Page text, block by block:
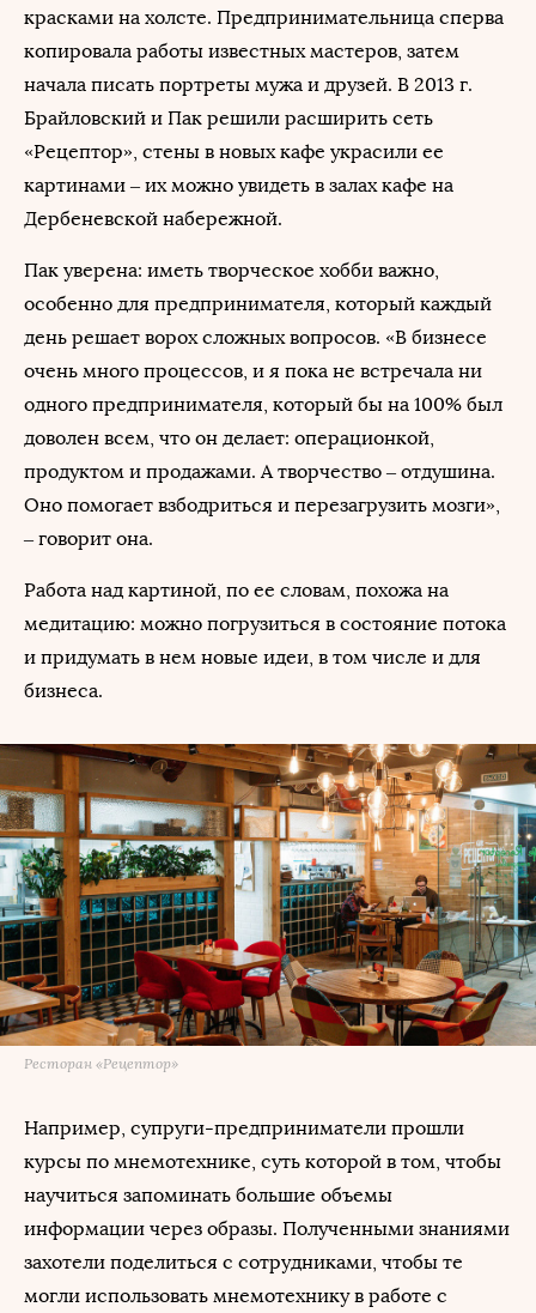
красками на холсте. Предпринимательница сперва
копировала работы известных мастеров, затем
начала писать портреты мужа и друзей. В 2013 г.
Брайловский и Пак решили расширить сеть
«Рецептор», стены в новых кафе украсили ее
картинами – их можно увидеть в залах кафе на
Дербеневской набережной.
Пак уверена: иметь творческое хобби важно,
особенно для предпринимателя, который каждый
день решает ворох сложных вопросов. «В бизнесе
очень много процессов, и я пока не встречала ни
одного предпринимателя, который бы на 100% был
доволен всем, что он делает: операционкой,
продуктом и продажами. А творчество – отдушина.
Оно помогает взбодриться и перезагрузить мозги»,
– говорит она.
Работа над картиной, по ее словам, похожа на
медитацию: можно погрузиться в состояние потока
и придумать в нем новые идеи, в том числе и для
бизнеса.
Ресторан «Рецептор»
Например, супруги-предприниматели прошли
курсы по мнемотехнике, суть которой в том, чтобы
научиться запоминать большие объемы
информации через образы. Полученными знаниями
захотели поделиться с сотрудниками, чтобы те
могли использовать мнемотехнику в работе с